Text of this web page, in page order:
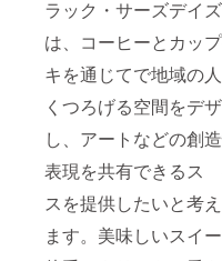
ラック・サーズデイ
は、コーヒーとカッ
キを通じてで地域の
くつろげる空間をデ
し、アートなどの創
表現を共有できるス
スを提供したいと考
ます。美味しいスイ